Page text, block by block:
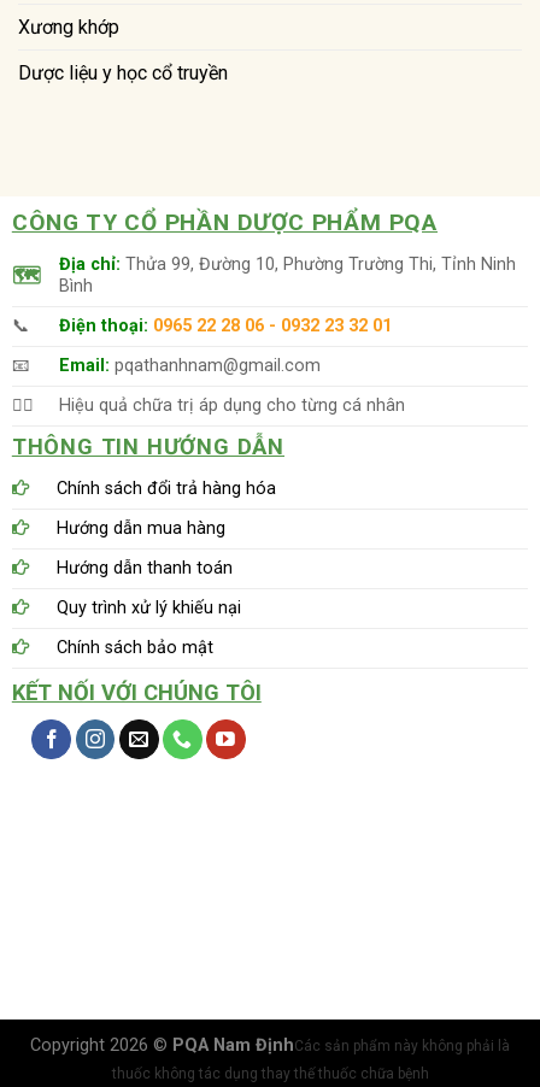
Xương khớp
Dược liệu y học cổ truyền
CÔNG TY CỔ PHẦN DƯỢC PHẨM PQA
🗺 Địa chỉ: Thửa 99, Đường 10, Phường Trường Thi, Tỉnh Ninh
Bình
📞
Điện thoại: 0965 22 28 06 - 0932 23 32 01
📧
Email: pqathanhnam@gmail.com
👨‍⚕️
Hiệu quả chữa trị áp dụng cho từng cá nhân
THÔNG TIN HƯỚNG DẪN
Chính sách đổi trả hàng hóa
Hướng dẫn mua hàng
Hướng dẫn thanh toán
Quy trình xử lý khiếu nại
Chính sách bảo mật
KẾT NỐI VỚI CHÚNG TÔI
Copyright 2026 © PQA Nam ĐịnhCác sản phẩm này không phải là
thuốc không tác dụng thay thế thuốc chữa bệnh